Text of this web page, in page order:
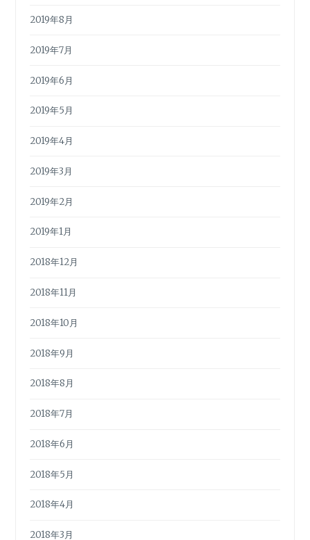
2019年8月
2019年7月
2019年6月
2019年5月
2019年4月
2019年3月
2019年2月
2019年1月
2018年12月
2018年11月
2018年10月
2018年9月
2018年8月
2018年7月
2018年6月
2018年5月
2018年4月
2018年3月